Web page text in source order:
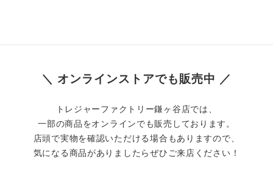
＼ オンラインストアでも販売中 ／
トレジャーファクトリー鎌ヶ谷店では、
一部の商品をオンラインでも販売しております。
店頭で実物を確認いただける場合もありますので、
気になる商品がありましたらぜひご来店ください！